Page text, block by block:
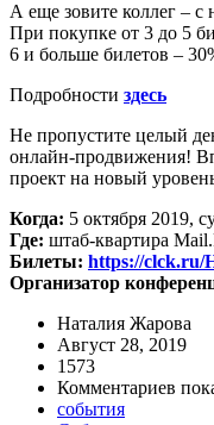
А еще зовите коллег – с
При покупке от 3 до 5
6 и больше билетов –
Подробности здесь
Не пропустите целый
онлайн-продвижения!
проект на новый
Когда: 5 октября 2019,
Где: штаб-квартира
Билеты: https://clck.ru/
Организатор
Наталия Жарова
Август 28, 2019
1573
Комментариев
события